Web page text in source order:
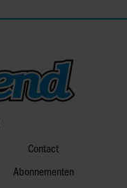
Contact
Abonnementen